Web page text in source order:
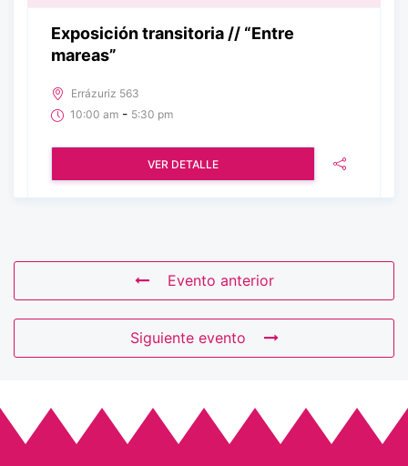
Exposición transitoria // “Entre
mareas”
Errázuriz 563
10:00 am - 5:30 pm
VER DETALLE
Evento anterior
Siguiente evento